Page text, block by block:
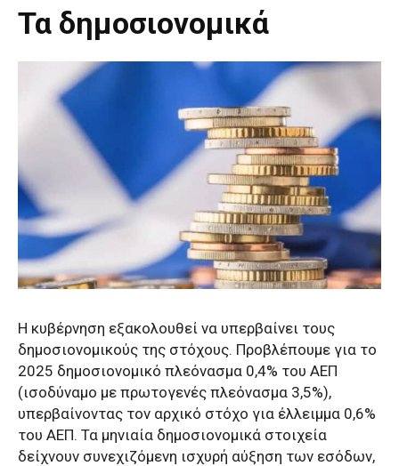
Τα δημοσιονομικά
Η κυβέρνηση εξακολουθεί να υπερβαίνει τους
δημοσιονομικούς της στόχους. Προβλέπουμε για το
2025 δημοσιονομικό πλεόνασμα 0,4% του ΑΕΠ
(ισοδύναμο με πρωτογενές πλεόνασμα 3,5%),
υπερβαίνοντας τον αρχικό στόχο για έλλειμμα 0,6%
του ΑΕΠ. Τα μηνιαία δημοσιονομικά στοιχεία
δείχνουν συνεχιζόμενη ισχυρή αύξηση των εσόδων,